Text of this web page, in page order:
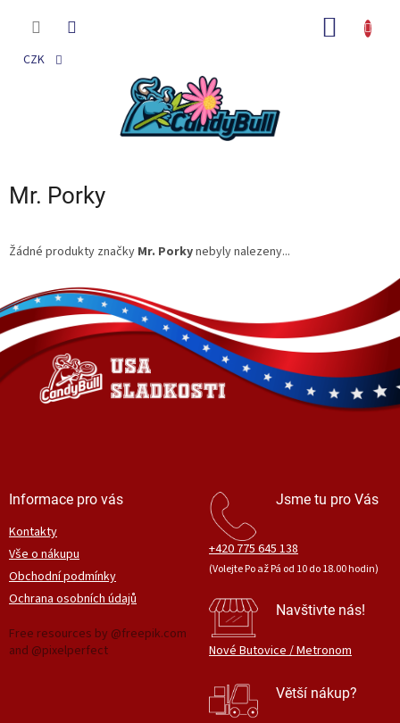
CZK
Mr. Porky
Žádné produkty značky Mr. Porkynebyly nalezeny...
á
p
a
í
Informace pro vás
Kontakty
Vše o nákupu
Obchodní podmínky
Ochrana osobních údajů
Free resources by @freepik.com
and @pixelperfect
Jsme tu pro Vás
+420 775 645 138
(Volejte Po až Pá od 10 do 18.00 hodin)
Navštivte nás!
Nové Butovice / Metronom
Větší nákup?